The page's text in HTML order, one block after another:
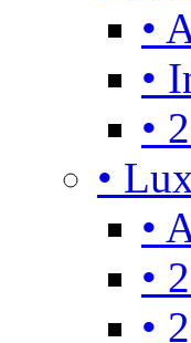
•
•
•
•
•
•
•